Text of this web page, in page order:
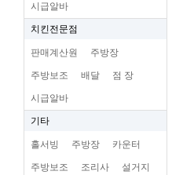
시급알바
치킨전문점
판매계산원 주방장
주방보조 배달 점 장
시급알바
기타
홀서빙 주방장 카운터
주방보조 조리사 설거지